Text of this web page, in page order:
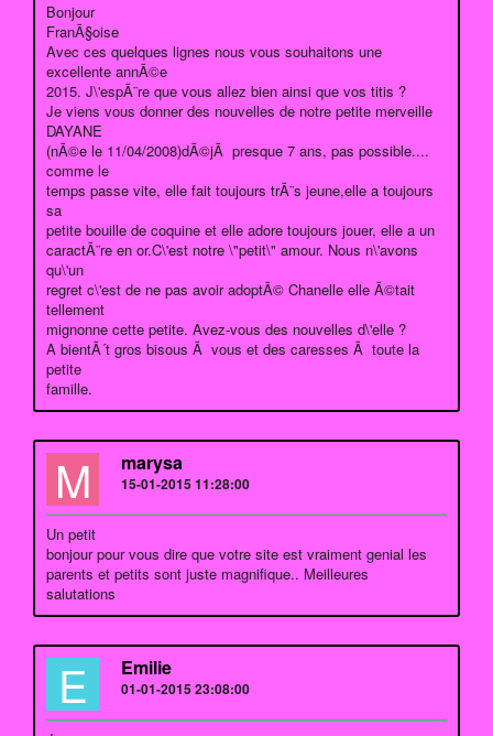
Bonjour
FranÃ§oise
Avec ces quelques lignes nous vous souhaitons une
excellente annÃ©e
2015. J\'espÃ¨re que vous allez bien ainsi que vos titis ?
Je viens vous donner des nouvelles de notre petite merveille
DAYANE
(nÃ©e le 11/04/2008)dÃ©jÃ presque 7 ans, pas possible....
comme le
temps passe vite, elle fait toujours trÃ¨s jeune,elle a toujours
sa
petite bouille de coquine et elle adore toujours jouer, elle a un
caractÃ¨re en or.C\'est notre \"petit\" amour. Nous n\'avons
qu\'un
regret c\'est de ne pas avoir adoptÃ© Chanelle elle Ã©tait
tellement
mignonne cette petite. Avez-vous des nouvelles d\'elle ?
A bientÃ´t gros bisous Ã vous et des caresses Ã toute la
petite
famille.
M marysa
15-01-2015 11:28:00
Un petit
bonjour pour vous dire que votre site est vraiment genial les
parents et petits sont juste magnifique.. Meilleures
salutations
E Emilie
01-01-2015 23:08:00